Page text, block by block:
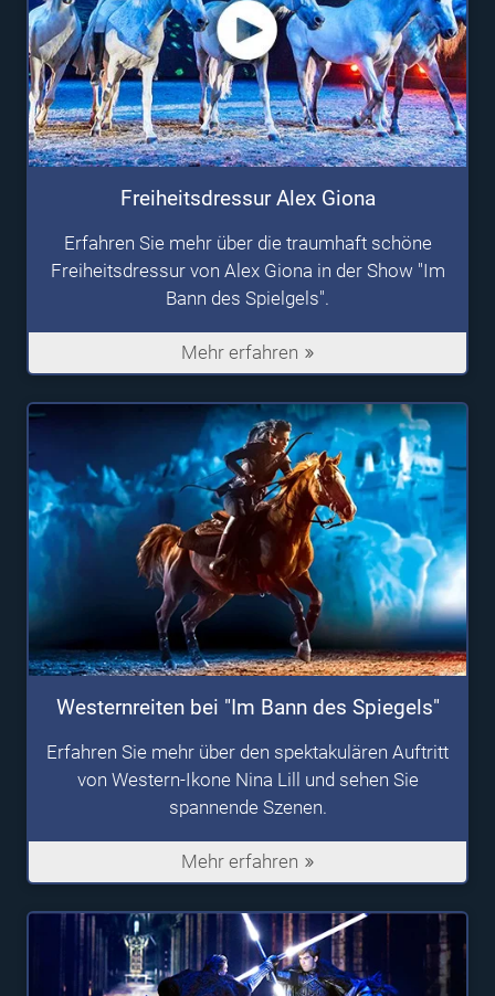
Freiheitsdressur Alex Giona
Erfahren Sie mehr über die traumhaft schöne
Freiheitsdressur von Alex Giona in der Show "Im
Bann des Spielgels".
Mehr erfahren
Westernreiten bei "Im Bann des Spiegels"
Erfahren Sie mehr über den spektakulären Auftritt
von Western-Ikone Nina Lill und sehen Sie
spannende Szenen.
Mehr erfahren